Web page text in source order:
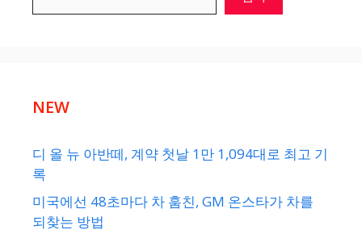
NEW
디 올 뉴 아반떼, 계약 첫날 1만 1,094대로 최고 기
록
미국에선 48초마다 차 훔친, GM 온스타가 차를
되찾는 방법